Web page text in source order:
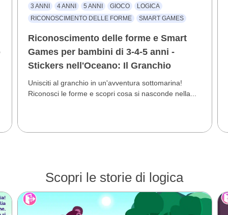
3 ANNI 4 ANNI 5 ANNI GIOCO
LOGICA
RICONOSCIMENTO DELLE FORME
SMART GAMES
Riconoscimento delle forme e Smart
Games per bambini di 3-4-5 anni -
Stickers nell'Oceano: Il Granchio
Unisciti al granchio in un'avventura sottomarina!
Riconosci le forme e scopri cosa si nasconde nella...
Scopri le storie di logica